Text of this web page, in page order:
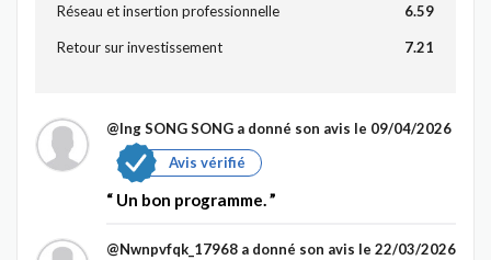
Réseau et insertion professionnelle 6.59
Retour sur investissement 7.21
@Ing SONG SONG a donné son avis le 09/04/2026
Avis vérifié
Un bon programme.
@Nwnpvfqk_17968 a donné son avis le 22/03/2026